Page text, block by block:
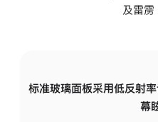
及雷雳
标准玻璃面板采用低反射
幕